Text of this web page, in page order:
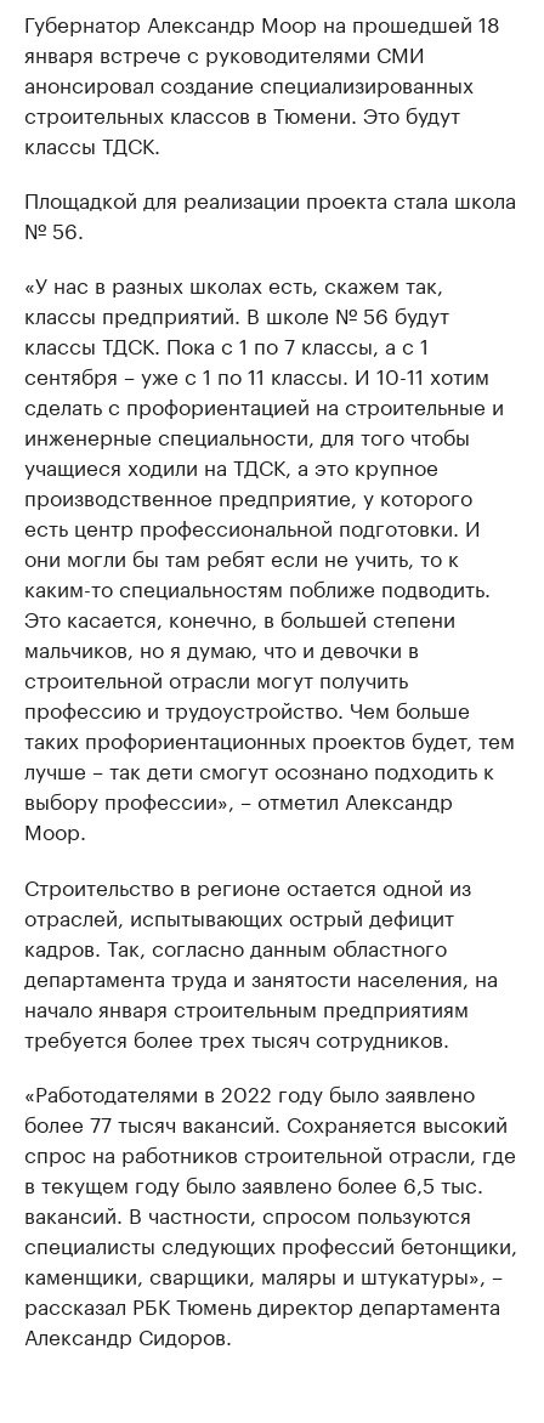
Губернатор Александр Моор на прошедшей 18
января встрече с руководителями СМИ
анонсировал создание специализированных
строительных классов в Тюмени. Это будут
классы ТДСК.
Площадкой для реализации проекта стала школа
№ 56.
«У нас в разных школах есть, скажем так,
классы предприятий. В школе № 56 будут
классы ТДСК. Пока с 1 по 7 классы, а с 1
сентября – уже с 1 по 11 классы. И 10-11 хотим
сделать с профориентацией на строительные и
инженерные специальности, для того чтобы
учащиеся ходили на ТДСК, а это крупное
производственное предприятие, у которого
есть центр профессиональной подготовки. И
они могли бы там ребят если не учить, то к
каким-то специальностям поближе подводить.
Это касается, конечно, в большей степени
мальчиков, но я думаю, что и девочки в
строительной отрасли могут получить
профессию и трудоустройство. Чем больше
таких профориентационных проектов будет, тем
лучше – так дети смогут осознано подходить к
выбору профессии», – отметил Александр
Моор.
Строительство в регионе остается одной из
отраслей, испытывающих острый дефицит
кадров. Так, согласно данным областного
департамента труда и занятости населения, на
начало января строительным предприятиям
требуется более трех тысяч сотрудников.
«Работодателями в 2022 году было заявлено
более 77 тысяч вакансий. Сохраняется высокий
спрос на работников строительной отрасли, где
в текущем году было заявлено более 6,5 тыс.
вакансий. В частности, спросом пользуются
специалисты следующих профессий бетонщики,
каменщики, сварщики, маляры и штукатуры», –
рассказал РБК Тюмень директор департамента
Александр Сидоров.